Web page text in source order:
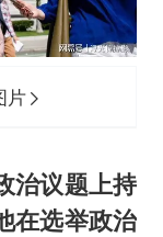
片
治议题上持
在选举政治